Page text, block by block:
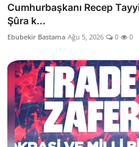
Cumhurbaşkanı Recep
Şûra k...
Ebubekir Bastama Ağu 5, 2026 0 0